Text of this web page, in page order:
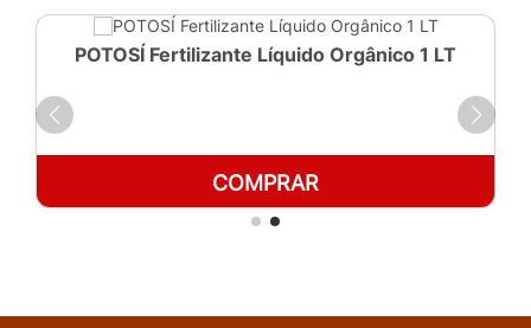
POTOSÍ Fertilizante Líquido Orgânico 1 LT
COMPRAR